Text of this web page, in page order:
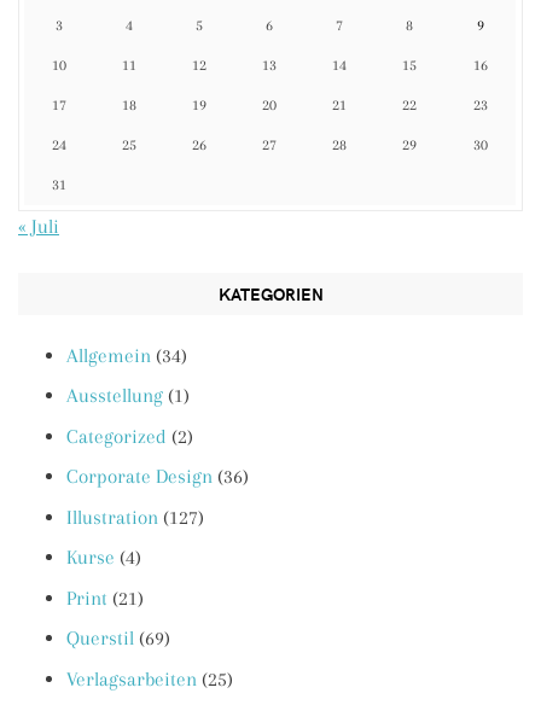
3 4 5 6 7 8 9
10 11 12 13 14 15 16
17 18 19 20 21 22 23
24 25 26 27 28 29 30
31
« Juli
KATEGORIEN
Allgemein (34)
Ausstellung (1)
Categorized (2)
Corporate Design (36)
Illustration (127)
Kurse (4)
Print (21)
Querstil (69)
Verlagsarbeiten (25)